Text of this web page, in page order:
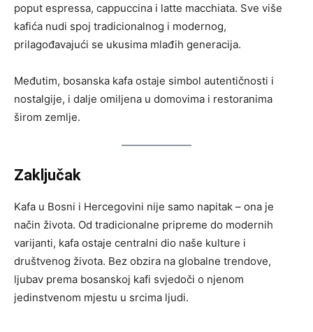
poput espressa, cappuccina i latte macchiata. Sve više
kafića nudi spoj tradicionalnog i modernog,
prilagođavajući se ukusima mlađih generacija.
Međutim, bosanska kafa ostaje simbol autentičnosti i
nostalgije, i dalje omiljena u domovima i restoranima
širom zemlje.
Zaključak
Kafa u Bosni i Hercegovini nije samo napitak – ona je
način života. Od tradicionalne pripreme do modernih
varijanti, kafa ostaje centralni dio naše kulture i
društvenog života. Bez obzira na globalne trendove,
ljubav prema bosanskoj kafi svjedoči o njenom
jedinstvenom mjestu u srcima ljudi.